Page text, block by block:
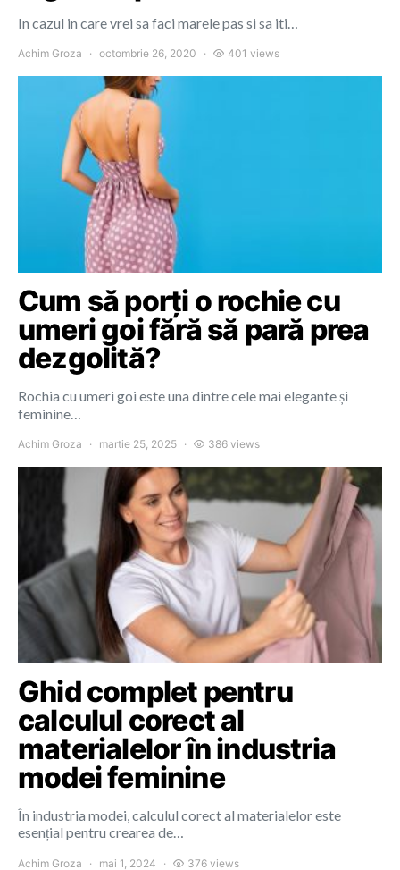
In cazul in care vrei sa faci marele pas si sa iti…
Achim Groza octombrie 26, 2020 401 views
Cum să porți o rochie cu
umeri goi fără să pară prea
dezgolită?
Rochia cu umeri goi este una dintre cele mai elegante și
feminine…
Achim Groza martie 25, 2025 386 views
Ghid complet pentru
calculul corect al
materialelor în industria
modei feminine
În industria modei, calculul corect al materialelor este
esențial pentru crearea de…
Achim Groza mai 1, 2024 376 views